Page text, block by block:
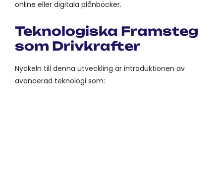
online eller digitala plånböcker.
Teknologiska Framsteg
som Drivkrafter
Nyckeln till denna utveckling är introduktionen av
avancerad teknologi som: